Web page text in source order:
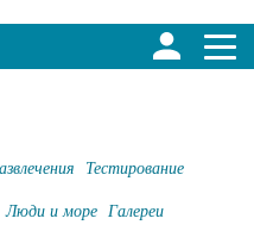
Тестирование
Люди и море Галереи